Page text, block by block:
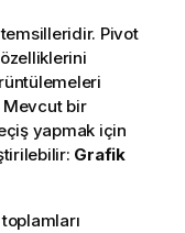
Pivot
bir
yapmak için
Grafik